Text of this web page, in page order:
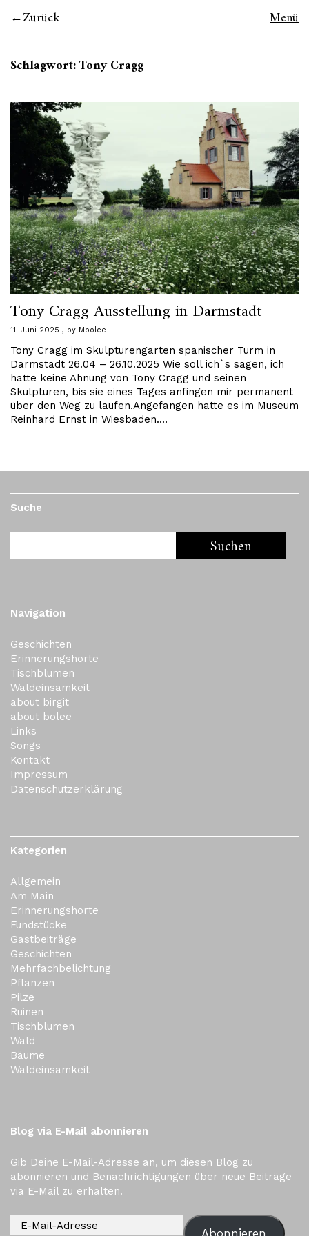
Zurück Menü
Schlagwort:Tony Cragg
Tony Cragg Ausstellung in Darmstadt
11. Juni 2025 by Mbolee
Tony Cragg im Skulpturengarten spanischer Turm in
Darmstadt 26.04 – 26.10.2025 Wie soll ich`s sagen, ich
hatte keine Ahnung von Tony Cragg und seinen
Skulpturen, bis sie eines Tages anfingen mir permanent
über den Weg zu laufen.Angefangen hatte es im Museum
Reinhard Ernst in Wiesbaden.…
Suche
Navigation
Geschichten
Erinnerungshorte
Tischblumen
Waldeinsamkeit
about birgit
about bolee
Links
Songs
Kontakt
Impressum
Datenschutzerklärung
Kategorien
Allgemein
Am Main
Erinnerungshorte
Fundstücke
Gastbeiträge
Geschichten
Mehrfachbelichtung
Pflanzen
Pilze
Ruinen
Tischblumen
Wald
Bäume
Waldeinsamkeit
Blog via E-Mail abonnieren
Gib Deine E-Mail-Adresse an, um diesen Blog zu
abonnieren und Benachrichtigungen über neue Beiträge
via E-Mail zu erhalten.